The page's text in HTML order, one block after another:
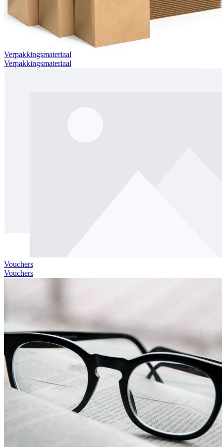
Verpakkingsmateriaal
Verpakkingsmateriaal
Vouchers
Vouchers